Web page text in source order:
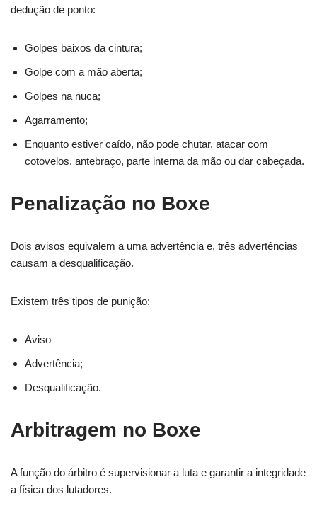
dedução de ponto:
Golpes baixos da cintura;
Golpe com a mão aberta;
Golpes na nuca;
Agarramento;
Enquanto estiver caído, não pode chutar, atacar com
cotovelos, antebraço, parte interna da mão ou dar cabeçada.
Penalização no Boxe
Dois avisos equivalem a uma advertência e, três advertências
causam a desqualificação.
Existem três tipos de punição:
Aviso
Advertência;
Desqualificação.
Arbitragem no Boxe
A função do árbitro é supervisionar a luta e garantir a integridade
a física dos lutadores.